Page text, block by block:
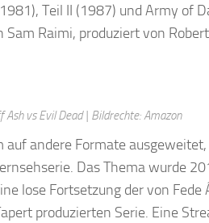
Teil II (1987) und Army of
Raimi, produziert von
Ash vs Evil Dead | Bildrechte: Amazon
auf andere Formate
Das Thema wurde
lose Fortsetzung der von Fede
produzierten Serie. Eine